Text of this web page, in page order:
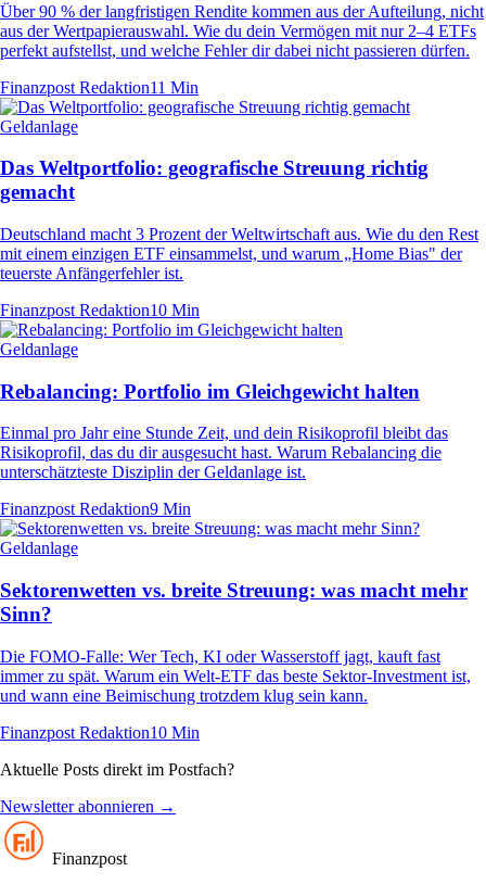
Über 90 % der langfristigen Rendite kommen aus der Aufteilung, nicht
aus der Wertpapierauswahl. Wie du dein Vermögen mit nur 2–4 ETFs
perfekt aufstellst, und welche Fehler dir dabei nicht passieren dürfen.
Finanzpost Redaktion11 Min
Geldanlage
Das Weltportfolio: geografische Streuung richtig
gemacht
Deutschland macht 3 Prozent der Weltwirtschaft aus. Wie du den Rest
mit einem einzigen ETF einsammelst, und warum „Home Bias" der
teuerste Anfängerfehler ist.
Finanzpost Redaktion10 Min
Geldanlage
Rebalancing: Portfolio im Gleichgewicht halten
Einmal pro Jahr eine Stunde Zeit, und dein Risikoprofil bleibt das
Risikoprofil, das du dir ausgesucht hast. Warum Rebalancing die
unterschätzteste Disziplin der Geldanlage ist.
Finanzpost Redaktion9 Min
Geldanlage
Sektorenwetten vs. breite Streuung: was macht mehr
Sinn?
Die FOMO-Falle: Wer Tech, KI oder Wasserstoff jagt, kauft fast
immer zu spät. Warum ein Welt-ETF das beste Sektor-Investment ist,
und wann eine Beimischung trotzdem klug sein kann.
Finanzpost Redaktion10 Min
Aktuelle Posts direkt im Postfach?
Newsletter abonnieren →
Finanzpost